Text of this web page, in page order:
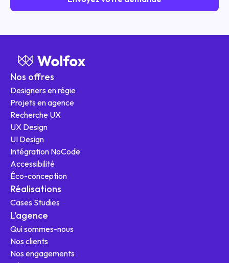
Nos offres
Designers en régie
Projets en agence
Recherche UX
UX Design
UI Design
Intégration NoCode
Accessibilité
Éco-conception
Réalisations
Cases Studies
L’agence
Qui sommes-nous
Nos clients
Nos engagements
Nos offres
L'agence
Ressources